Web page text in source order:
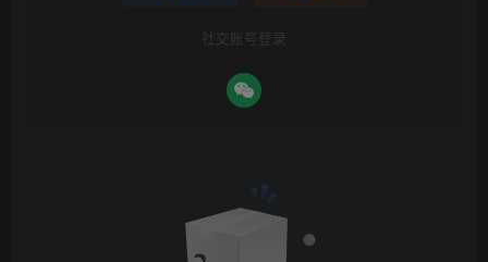
社交账号登录